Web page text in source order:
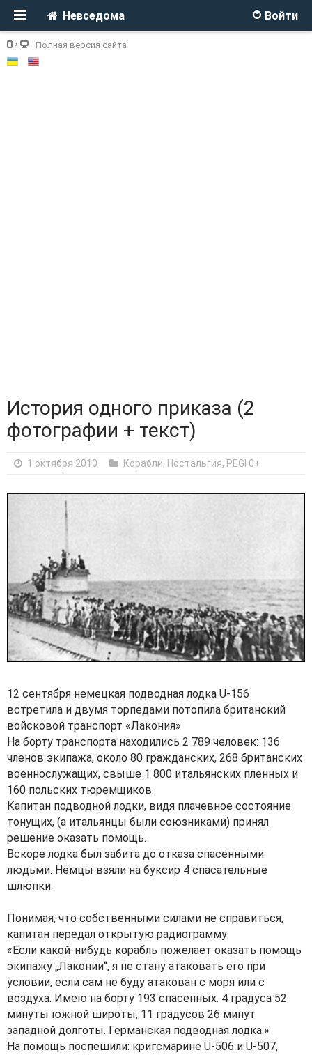
Войти
Невседома
Полная версия сайта
История одного приказа (2
фотографии + текст)
1 октября 2010 Корабли, Ностальгия, PEGI 0+
12 сентября немецкая подводная лодка U-156
встретила и двумя торпедами потопила британский
войсковой транспорт «Лакония»
На борту транспорта находились 2 789 человек: 136
членов экипажа, около 80 гражданских, 268 британских
военнослужащих, свыше 1 800 итальянских пленных и
160 польских тюремщиков.
Капитан подводной лодки, видя плачевное состояние
тонущих, (а итальянцы были союзниками) принял
решение оказать помощь.
Вскоре лодка был забита до отказа спасенными
людьми. Немцы взяли на буксир 4 спасательные
шлюпки.
Понимая, что собственными силами не справиться,
капитан передал открытую радиограмму:
«Если какой-нибудь корабль пожелает оказать помощь
экипажу „Лаконии“, я не стану атаковать его при
условии, если сам не буду атакован с моря или с
воздуха. Имею на борту 193 спасенных. 4 градуса 52
минуты южной широты, 11 градусов 26 минут
западной долготы. Германская подводная лодка.»
На помощь поспешили: кригсмарине U-506 и U-507,